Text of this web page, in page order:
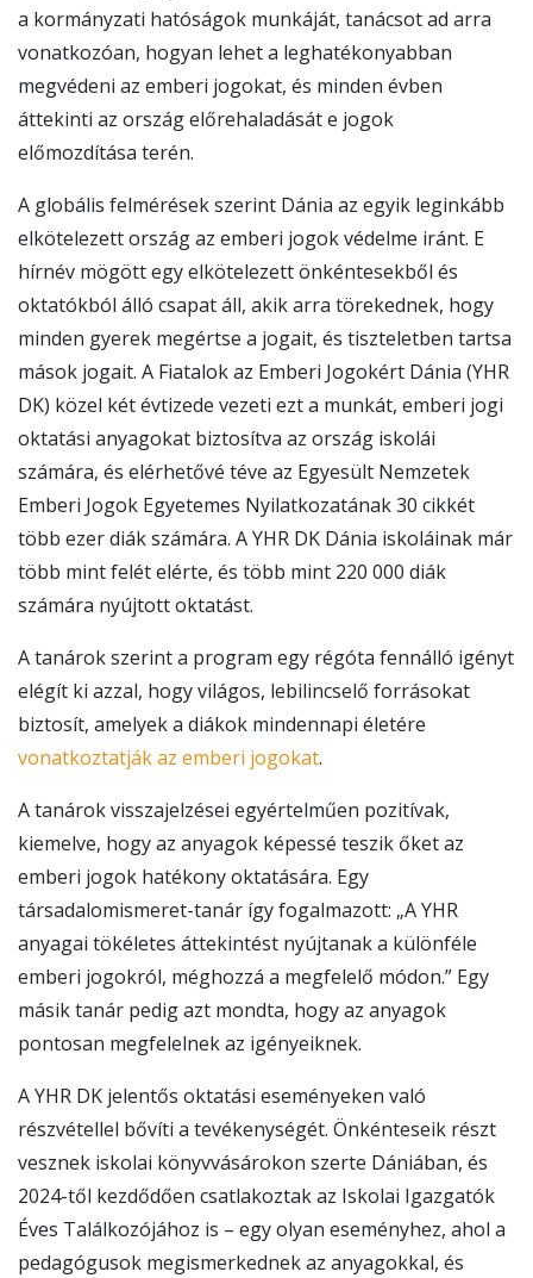
a kormányzati hatóságok munkáját, tanácsot ad arra
vonatkozóan, hogyan lehet a leghatékonyabban
megvédeni az emberi jogokat, és minden évben
áttekinti az ország előrehaladását e jogok
előmozdítása terén.
A globális felmérések szerint Dánia az egyik leginkább
elkötelezett ország az emberi jogok védelme iránt. E
hírnév mögött egy elkötelezett önkéntesekből és
oktatókból álló csapat áll, akik arra törekednek, hogy
minden gyerek megértse a jogait, és tiszteletben tartsa
mások jogait. A Fiatalok az Emberi Jogokért Dánia (YHR
DK) közel két évtizede vezeti ezt a munkát, emberi jogi
oktatási anyagokat biztosítva az ország iskolái
számára, és elérhetővé téve az Egyesült Nemzetek
Emberi Jogok Egyetemes Nyilatkozatának 30 cikkét
több ezer diák számára. A YHR DK Dánia iskoláinak már
több mint felét elérte, és több mint 220 000 diák
számára nyújtott oktatást.
A tanárok szerint a program egy régóta fennálló igényt
elégít ki azzal, hogy világos, lebilincselő forrásokat
biztosít, amelyek a diákok mindennapi életére
vonatkoztatják az emberi jogokat.
A tanárok visszajelzései egyértelműen pozitívak,
kiemelve, hogy az anyagok képessé teszik őket az
emberi jogok hatékony oktatására. Egy
társadalomismeret-tanár így fogalmazott: „A YHR
anyagai tökéletes áttekintést nyújtanak a különféle
emberi jogokról, méghozzá a megfelelő módon.” Egy
másik tanár pedig azt mondta, hogy az anyagok
pontosan megfelelnek az igényeiknek.
A YHR DK jelentős oktatási eseményeken való
részvétellel bővíti a tevékenységét. Önkénteseik részt
vesznek iskolai könyvvásárokon szerte Dániában, és
2024-től kezdődően csatlakoztak az Iskolai Igazgatók
Éves Találkozójához is – egy olyan eseményhez, ahol a
pedagógusok megismerkednek az anyagokkal, és